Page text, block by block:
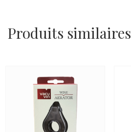
Produits similaires